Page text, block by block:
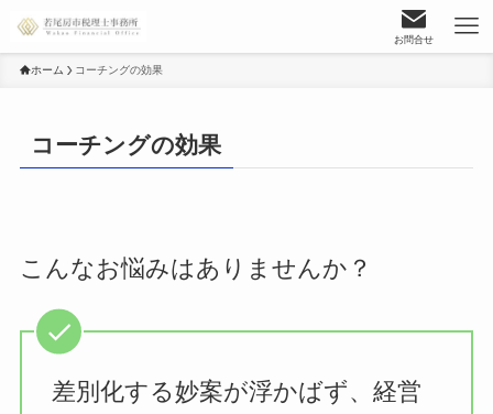
お問合せ
ホーム コーチングの効果
コーチングの効果
こんなお悩みはありませんか？
差別化する妙案が浮かばず、経営